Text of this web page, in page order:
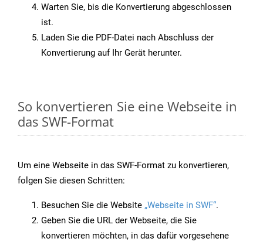
Warten Sie, bis die Konvertierung abgeschlossen
ist.
Laden Sie die PDF-Datei nach Abschluss der
Konvertierung auf Ihr Gerät herunter.
So konvertieren Sie eine Webseite in
das SWF-Format
Um eine Webseite in das SWF-Format zu konvertieren,
folgen Sie diesen Schritten:
Besuchen Sie die Website „Webseite in SWF“.
Geben Sie die URL der Webseite, die Sie
konvertieren möchten, in das dafür vorgesehene